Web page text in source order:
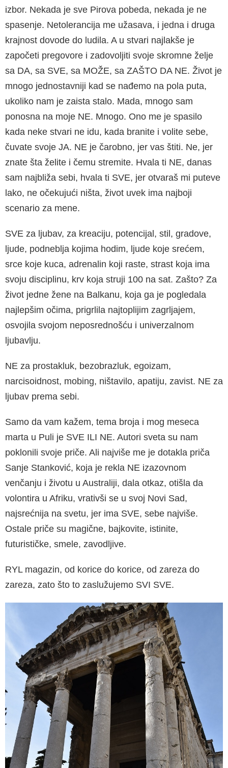
izbor. Nekada je sve Pirova pobeda, nekada je ne
spasenje. Netolerancija me užasava, i jedna i druga
krajnost dovode do ludila. A u stvari najlakše je
započeti pregovore i zadovoljiti svoje skromne želje
sa DA, sa SVE, sa MOŽE, sa ZAŠTO DA NE. Život je
mnogo jednostavniji kad se nađemo na pola puta,
ukoliko nam je zaista stalo. Mada, mnogo sam
ponosna na moje NE. Mnogo. Ono me je spasilo
kada neke stvari ne idu, kada branite i volite sebe,
čuvate svoje JA. NE je čarobno, jer vas štiti. Ne, jer
znate šta želite i čemu stremite. Hvala ti NE, danas
sam najbliža sebi, hvala ti SVE, jer otvaraš mi puteve
lako, ne očekujući ništa, život uvek ima najboji
scenario za mene.
SVE za ljubav, za kreaciju, potencijal, stil, gradove,
ljude, podneblja kojima hodim, ljude koje srećem,
srce koje kuca, adrenalin koji raste, strast koja ima
svoju disciplinu, krv koja struji 100 na sat. Zašto? Za
život jedne žene na Balkanu, koja ga je pogledala
najlepšim očima, prigrlila najtoplijim zagrljajem,
osvojila svojom neposrednošću i univerzalnom
ljubavlju.
NE za prostakluk, bezobrazluk, egoizam,
narcisoidnost, mobing, ništavilo, apatiju, zavist. NE za
ljubav prema sebi.
Samo da vam kažem, tema broja i mog meseca
marta u Puli je SVE ILI NE. Autori sveta su nam
poklonili svoje priče. Ali najviše me je dotakla priča
Sanje Stanković, koja je rekla NE izazovnom
venčanju i životu u Australiji, dala otkaz, otišla da
volontira u Afriku, vrativši se u svoj Novi Sad,
najsrećnija na svetu, jer ima SVE, sebe najviše.
Ostale priče su magične, bajkovite, istinite,
futurističke, smele, zavodljive.
RYL magazin, od korice do korice, od zareza do
zareza, zato što to zaslužujemo SVI SVE.